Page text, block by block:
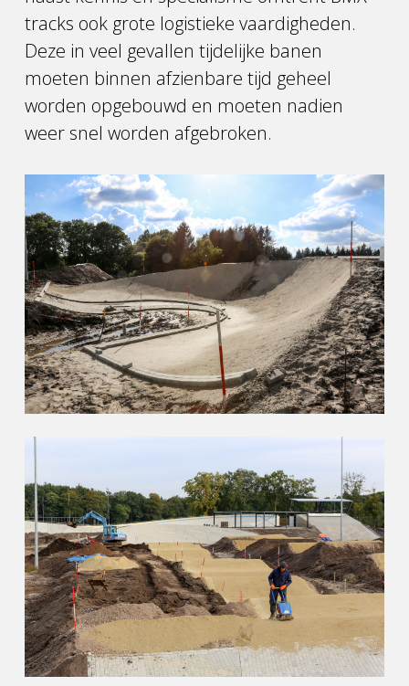
tracks ook grote logistieke vaardigheden.
Deze in veel gevallen tijdelijke banen
moeten binnen afzienbare tijd geheel
worden opgebouwd en moeten nadien
weer snel worden afgebroken.